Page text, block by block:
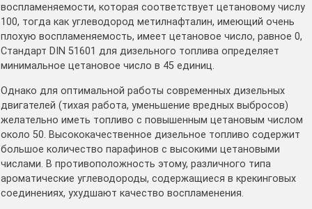
воспламеняемости, которая соответствует цетановому числу
100, тогда как углеводород метилнафталин, имеющий очень
плохую воспламеняемость, имеет цетановое число, равное 0,
Стандарт DIN 51601 для дизельного топлива определяет
минимальное цетановое число в 45 единиц.
Однако для оптимальной работы современных дизельных
двигателей (тихая работа, уменьшение вредных выбросов)
желательно иметь топливо с повышенным цетановым числом
около 50. Высококачественное дизельное топливо содержит
большое количество парафинов с высокими цетановыми
числами. В противоположность этому, различного типа
ароматические углеводороды, содержащиеся в крекинговых
соединениях, ухудшают качество воспламенения.